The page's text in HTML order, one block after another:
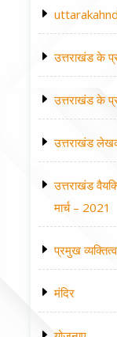
उत्तराखंड के
उत्तराखंड के
उत्तराखंड
उत्तराखंड
मार्च – 2021
प्रमुख व्यक्तित्व
मंदिर